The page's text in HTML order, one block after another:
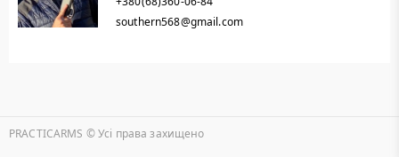
southern568@gmail.com
PRACTICARMS © Уcі права захищено